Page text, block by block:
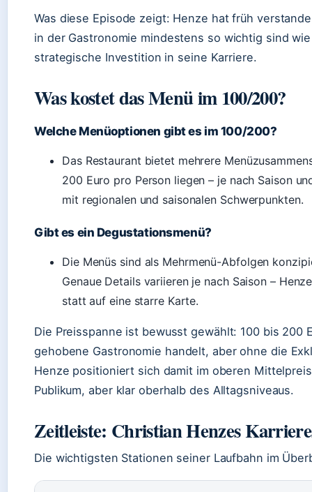
Was diese Episode zeigt: Henze hat früh
in der Gastronomie mindestens so wichtig sind
strategische Investition in seine Karriere.
Was kostet das Menü im 100/200?
Welche Menüoptionen gibt es im 100/200?
Das Restaurant bietet mehrere
200 Euro pro Person liegen – je nach Saison
mit regionalen und saisonalen Schwerpunkten.
Gibt es ein Degustationsmenü?
Die Menüs sind als Mehrmenü-Abfolgen
Genaue Details variieren je nach Saison –
statt auf eine starre Karte.
Die Preisspanne ist bewusst gewählt: 100 bis 200
gehobene Gastronomie handelt, aber ohne die
Henze positioniert sich damit im oberen
Publikum, aber klar oberhalb des Alltagsniveaus.
Zeitleiste: Christian Henzes
Die wichtigsten Stationen seiner Laufbahn im